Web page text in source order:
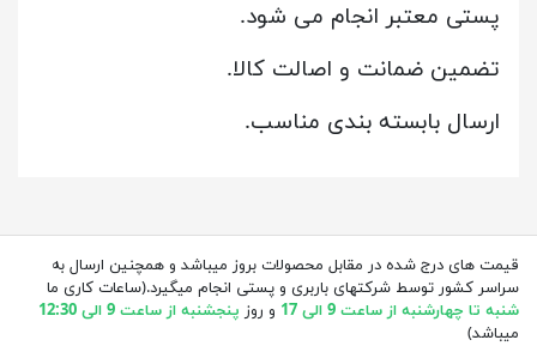
پستی معتبر انجام می شود.
تضمین ضمانت و اصالت کالا.
ارسال بابسته بندی مناسب.
قیمت های درج شده در مقابل محصولات بروز میباشد و همچنین ارسال به
سراسر کشور توسط شرکتهای باربری و پستی انجام میگیرد.(ساعات کاری ما
شنبه تا چهارشنبه از ساعت 9 الی 17
و روز پنجشنبه از ساعت 9 الی 12:30
میباشد)